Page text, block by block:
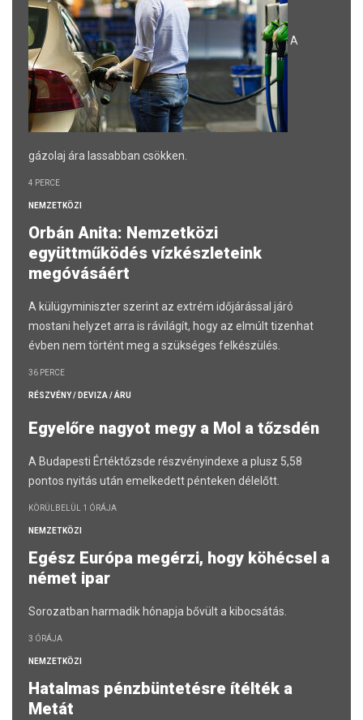
A
gázolaj ára lassabban csökken.
4 PERCE
NEMZETKÖZI
Orbán Anita: Nemzetközi
együttműködés vízkészleteink
megóvásáért
A külügyminiszter szerint az extrém időjárással járó
mostani helyzet arra is rávilágít, hogy az elmúlt tizenhat
évben nem történt meg a szükséges felkészülés.
36 PERCE
RÉSZVÉNY / DEVIZA / ÁRU
Egyelőre nagyot megy a Mol a tőzsdén
A Budapesti Értéktőzsde részvényindexe a plusz 5,58
pontos nyitás után emelkedett pénteken délelőtt.
KÖRÜLBELÜL 1 ÓRÁJA
NEMZETKÖZI
Egész Európa megérzi, hogy köhécsel a
német ipar
Sorozatban harmadik hónapja bővült a kibocsátás.
3 ÓRÁJA
NEMZETKÖZI
Hatalmas pénzbüntetésre ítélték a
Metát